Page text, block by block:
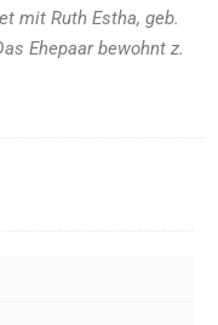
mit Ruth Estha, geb.
Ehepaar bewohnt z.